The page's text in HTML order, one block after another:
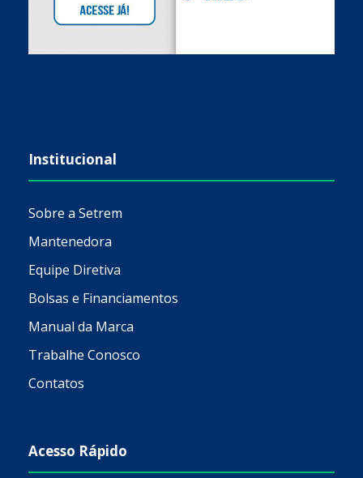
Institucional
Sobre a Setrem
Mantenedora
Equipe Diretiva
Bolsas e Financiamentos
Manual da Marca
Trabalhe Conosco
Contatos
Acesso Rápido